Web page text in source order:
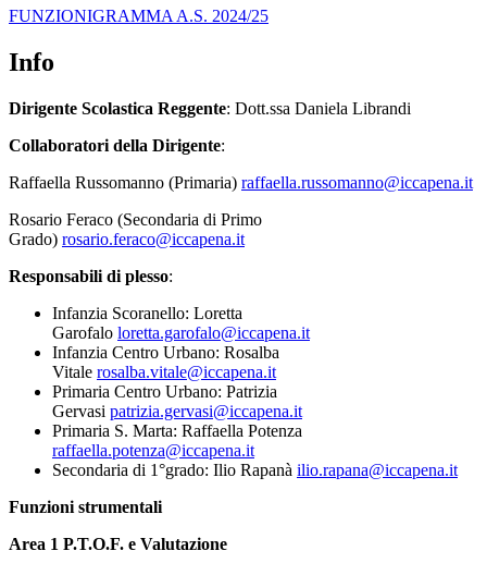
FUNZIONIGRAMMA A.S. 2024/25
Info
Dirigente Scolastica Reggente: Dott.ssa Daniela Librandi
Collaboratori della Dirigente:
Raffaella Russomanno (Primaria) raffaella.russomanno@iccapena.it
Rosario Feraco (Secondaria di Primo
Grado) rosario.feraco@iccapena.it
Responsabili di plesso:
Infanzia Scoranello: Loretta
Garofalo loretta.garofalo@iccapena.it
Infanzia Centro Urbano: Rosalba
Vitale rosalba.vitale@iccapena.it
Primaria Centro Urbano: Patrizia
Gervasi patrizia.gervasi@iccapena.it
Primaria S. Marta: Raffaella Potenza
raffaella.potenza@iccapena.it
Secondaria di 1°grado: Ilio Rapanà ilio.rapana@iccapena.it
Funzioni strumentali
Area 1 P.T.O.F. e Valutazione